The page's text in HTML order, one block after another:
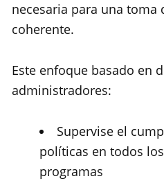
necesaria para una toma
coherente.
Este enfoque basado en
administradores:
Supervise el
políticas en todos
programas